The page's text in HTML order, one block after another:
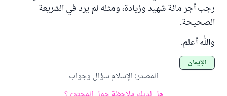
رجب أجر مائة شهيد وزيادة، ومثله لم يرد في الشريعة
الصحيحة.
والله أعلم.
الإيمان
المصدر: الإسلام سؤال وجواب